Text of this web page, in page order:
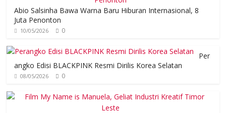
Abio Salsinha Bawa Warna Baru Hiburan Internasional, 8
Juta Penonton
10/05/2026 0
Per
angko Edisi BLACKPINK Resmi Dirilis Korea Selatan
08/05/2026 0